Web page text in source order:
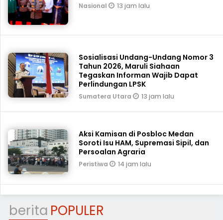
Nasional 13 jam lalu
Sosialisasi Undang-Undang Nomor 3
Tahun 2026, Maruli Siahaan
Tegaskan Informan Wajib Dapat
Perlindungan LPSK
Sumatera Utara 13 jam lalu
Aksi Kamisan di Posbloc Medan
Soroti Isu HAM, Supremasi Sipil, dan
Persoalan Agraria
Peristiwa 14 jam lalu
berita POPULER